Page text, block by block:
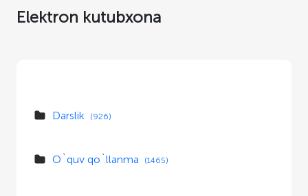
Elektron kutubxona
Darslik (926)
O`quv qo`llanma (1465)